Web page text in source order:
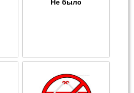
Не было